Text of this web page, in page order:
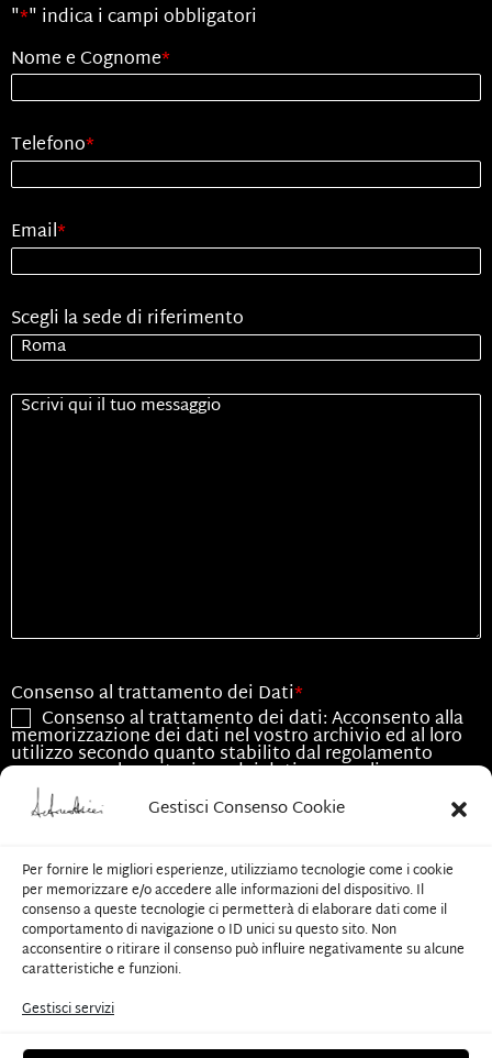
Gestisci Consenso Cookie
Per fornire le migliori esperienze, utilizziamo tecnologie come i cookie
per memorizzare e/o accedere alle informazioni del dispositivo. Il
consenso a queste tecnologie ci permetterà di elaborare dati come il
comportamento di navigazione o ID unici su questo sito. Non
acconsentire o ritirare il consenso può influire negativamente su alcune
caratteristiche e funzioni.
Gestisci servizi
"*" indica i campi obbligatori
Nome e Cognome*
Telefono*
Email*
Scegli la sede di riferimento
Senza
Titolo
Consenso al trattamento dei Dati*
Consenso al trattamento dei dati: Acconsento alla
memorizzazione dei dati nel vostro archivio ed al loro
utilizzo secondo quanto stabilito dal regolamento
europeo per la protezione dei dati personali n.
679/2016, GDPR.
Acconsento all'utilizzo dei dati esclusivamente per
le finalità associate alla presente richiesta
CAPTCHA